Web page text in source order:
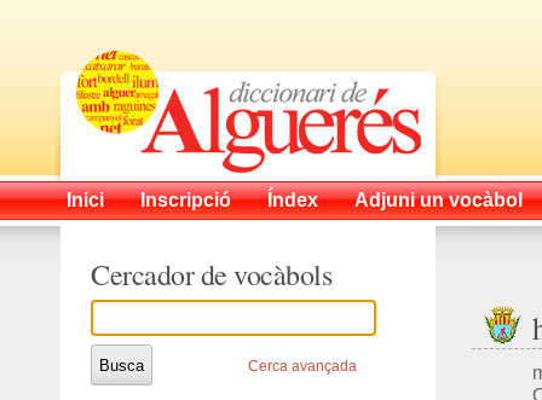
Inici Inscripció Índex Adjuni un vocàbol
Cercador de vocàbols
Cerca avançada